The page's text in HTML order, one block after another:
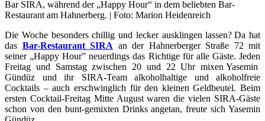
Bar SIRA, während der „Happy Hour“ in dem beliebten Bar-
Restaurant am Hahnerberg. | Foto: Marion Heidenreich
Die Woche besonders chillig und lecker ausklingen lassen? Da hat
das Bar-Restaurant SIRA an der Hahnerberger Straße 72 mit
seiner „Happy Hour” neuerdings das Richtige für alle Gäste. Jeden
Freitag und Samstag zwischen 20 und 22 Uhr mixen Yasemin
Gündüz und ihr SIRA-Team alkoholhaltige und alkoholfreie
Cocktails – auch erschwinglich für den kleinen Geldbeutel. Beim
ersten Cocktail-Freitag Mitte August waren die vielen SIRA-Gäste
schon von den bunt-gemixten Drinks angetan, freute sich Yasemin